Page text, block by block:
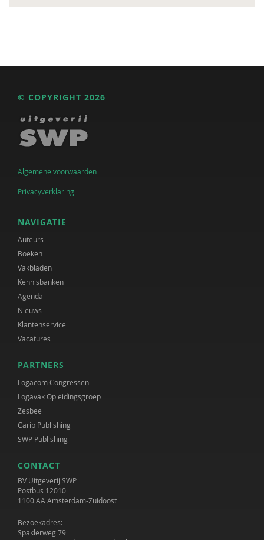
© COPYRIGHT 2026
Algemene voorwaarden
Privacyverklaring
NAVIGATIE
Auteurs
Boeken
Vakbladen
Kennisbanken
Agenda
Nieuws
Klantenservice
Vacatures
PARTNERS
Logacom Congressen
Logavak Opleidingsgroep
Zesbee
Carib Publishing
SWP Publishing
CONTACT
BV Uitgeverij SWP
Postbus 12010
1100 AA Amsterdam-Zuidoost
Bezoekadres:
Spaklerweg 79